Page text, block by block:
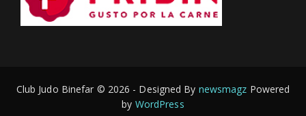
Club Judo Binefar © 2026 - Designed By newsmagz Powered
by WordPress